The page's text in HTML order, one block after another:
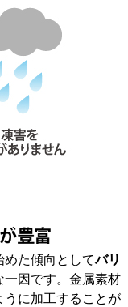
た傾向としてバリ
一因です。金属素材
うに加工することが